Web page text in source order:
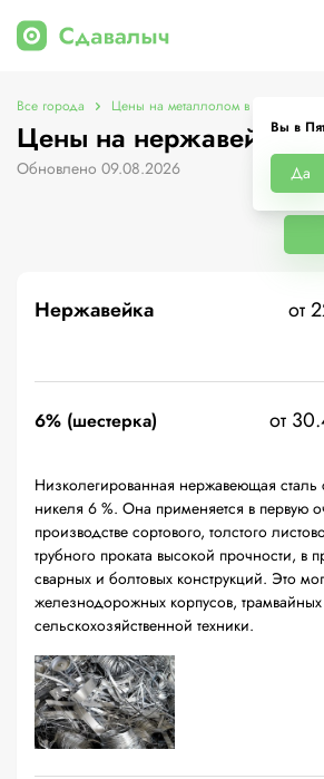
Вы в
Да
Все города Цены на металлолом в Пятигорске
Цены на нержавейку в
Обновлено 09.08.2026
Нержавейка от
6% (шестерка) от
Низколегированная нержавеющая
никеля 6 %. Она применяется в первую
производстве сортового, толстого
трубного проката высокой прочности, в
сварных и болтовых конструкций. Это
железнодорожных корпусов, трамвайных
сельскохозяйственной техники.